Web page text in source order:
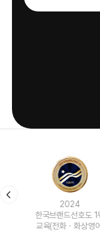
2024
한국브랜드선호도 1
교육(전화ㆍ화상영